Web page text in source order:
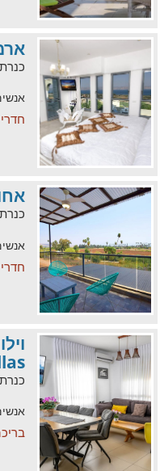
חדרי שינה 5,
חדרי שינה 4,